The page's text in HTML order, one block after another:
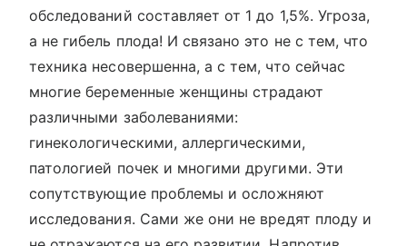
обследований составляет от 1 до 1,5%. Угроза,
а не гибель плода! И связано это не с тем, что
техника несовершенна, а с тем, что сейчас
многие беременные женщины страдают
различными заболеваниями:
гинекологическими, аллергическими,
патологией почек и многими другими. Эти
сопутствующие проблемы и осложняют
исследования. Сами же они не вредят плоду и